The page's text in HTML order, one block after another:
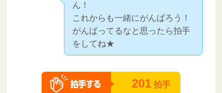
ん！
これからも一緒にがんばろう！
がんばってるなと思ったら拍手
をしてね★
201 拍手